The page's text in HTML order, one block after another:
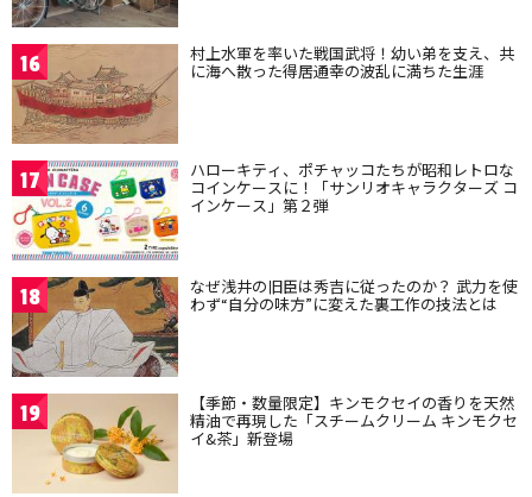
16 村上水軍を率いた戦国武将！幼い弟を支え、共
に海へ散った得居通幸の波乱に満ちた生涯
17 ハローキティ、ポチャッコたちが昭和レトロな
コインケースに！「サンリオキャラクターズ コ
インケース」第２弾
18 なぜ浅井の旧臣は秀吉に従ったのか？ 武力を使
わず“自分の味方”に変えた裏工作の技法とは
19 【季節・数量限定】キンモクセイの香りを天然
精油で再現した「スチームクリーム キンモクセ
イ&茶」新登場